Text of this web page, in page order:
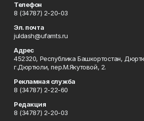
Телефон
8 (34787) 2-20-03
Эл. почта
juldash@ufamts.ru
Адрес
452320, Республика Башкортостан,
г.Дюртюли, пер.М.Якутовой, 2.
Рекламная служба
8 (34787) 2-22-60
Редакция
8 (34787) 2-20-03